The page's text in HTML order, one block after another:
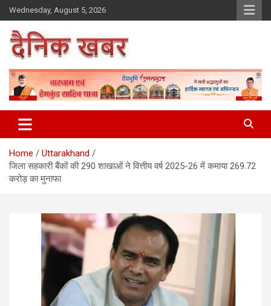
Skip
to
content
Wednesday, August 5, 2026
Dainikkhabar.in – Uttarakhand
Daily Hindi News Website
Home
Uttarakhand
जिला सहकारी बैंकों की 290 शाखाओं ने वित्तीय वर्ष 2025-26 में कमाया 269.72
करोड़ का मुनाफा